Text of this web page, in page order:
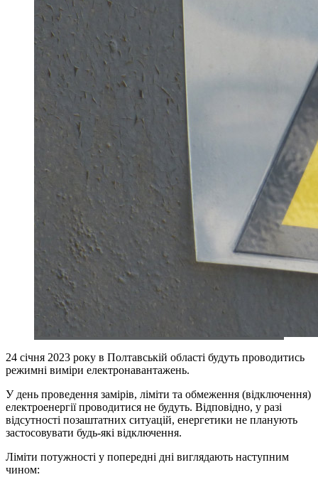
24 січня 2023 року в Полтавській області будуть проводитись
режимні виміри електронавантажень.
У день проведення замірів, ліміти та обмеження (відключення)
електроенергії проводитися не будуть. Відповідно, у разі
відсутності позаштатних ситуацій, енергетики не планують
застосовувати будь-які відключення.
Ліміти потужності у попередні дні виглядають наступним
чином: